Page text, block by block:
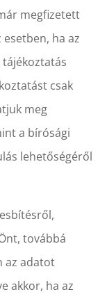
megfizetett
ha az
csak
meg
a bírósági
lehetőségéről
továbbá
az adatot
akkor, ha az